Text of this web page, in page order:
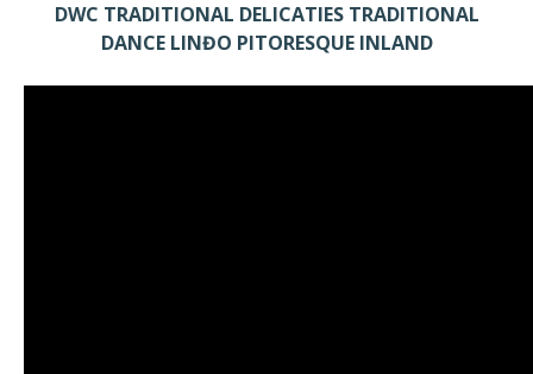
DWC TRADITIONAL DELICATIES TRADITIONAL
DANCE LINĐO PITORESQUE INLAND